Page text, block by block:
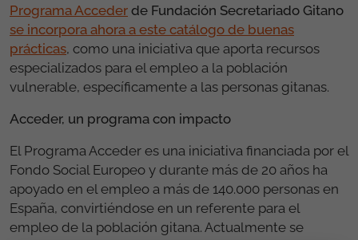
Programa Acceder de Fundación Secretariado Gitano
se incorpora ahora a este catálogo de buenas
prácticas, como una iniciativa que aporta recursos
especializados para el empleo a la población
vulnerable, específicamente a las personas gitanas.
Acceder, un programa con impacto
El Programa Acceder es una iniciativa financiada por el
Fondo Social Europeo y durante más de 20 años ha
apoyado en el empleo a más de 140.000 personas en
España, convirtiéndose en un referente para el
empleo de la población gitana. Actualmente se